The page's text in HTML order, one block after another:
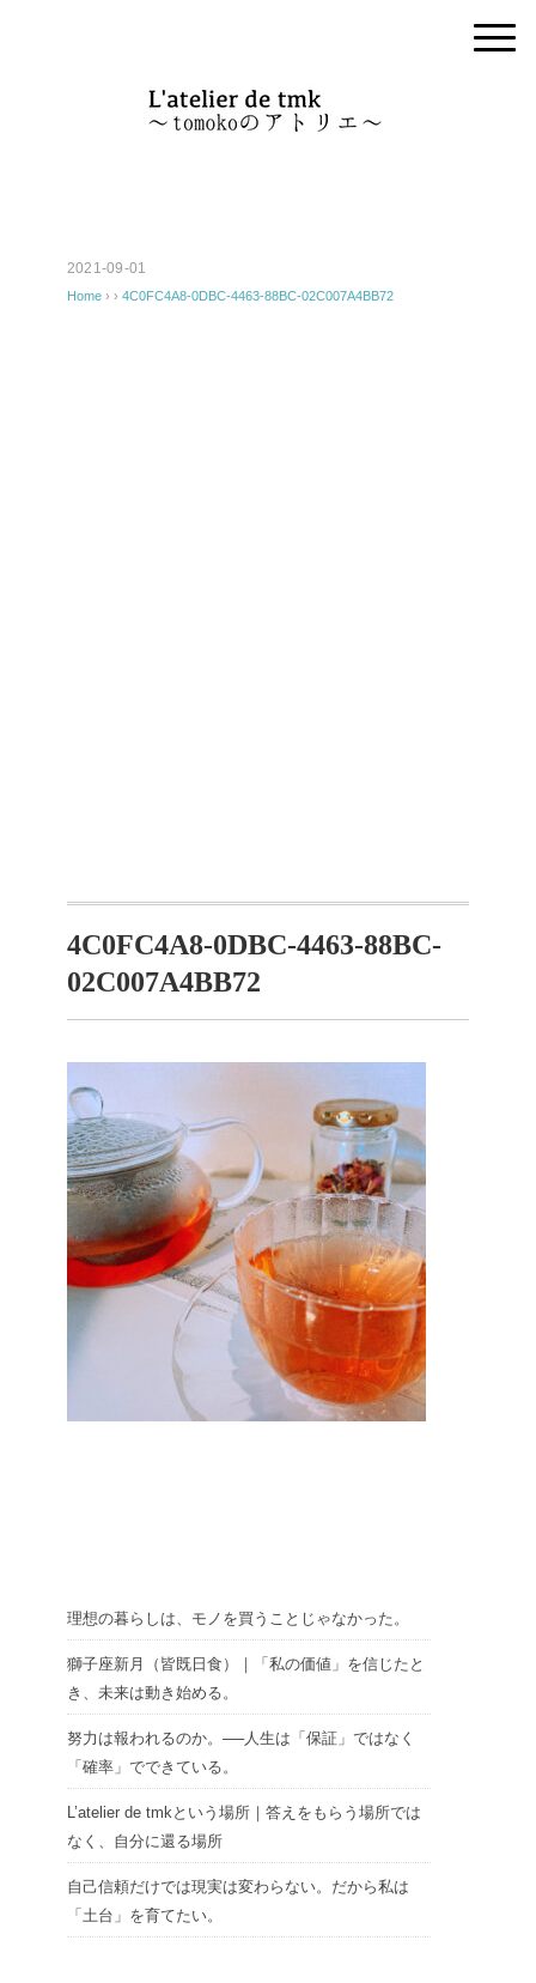
2021-09-01
Home › › 4C0FC4A8-0DBC-4463-88BC-02C007A4BB72
4C0FC4A8-0DBC-4463-88BC-
02C007A4BB72
理想の暮らしは、モノを買うことじゃなかった。
獅子座新月（皆既日食）｜「私の価値」を信じたと
き、未来は動き始める。
努力は報われるのか。──人生は「保証」ではなく
「確率」でできている。
L’atelier de tmkという場所｜答えをもらう場所では
なく、自分に還る場所
自己信頼だけでは現実は変わらない。だから私は
「土台」を育てたい。